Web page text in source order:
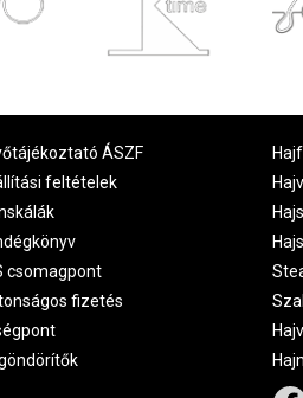
ÁSZF
feltételek
csomagpont
fizetés